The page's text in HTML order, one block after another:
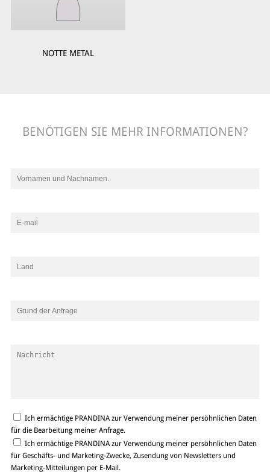
NOTTE METAL
BENÖTIGEN SIE MEHR INFORMATIONEN?
Ich ermächtige PRANDINA zur Verwendung meiner persöhnlichen Daten
für die Bearbeitung meiner Anfrage.
Ich ermächtige PRANDINA zur Verwendung meiner persöhnlichen Daten
für Geschäfts- und Marketing-Zwecke, Zusendung von Newsletters und
Marketing-Mitteilungen per E-Mail.